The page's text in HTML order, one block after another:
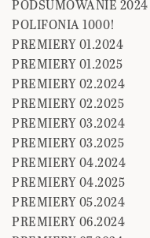
PODSUMOWANIE 2024
POLIFONIA 1000!
PREMIERY 01.2024
PREMIERY 01.2025
PREMIERY 02.2024
PREMIERY 02.2025
PREMIERY 03.2024
PREMIERY 03.2025
PREMIERY 04.2024
PREMIERY 04.2025
PREMIERY 05.2024
PREMIERY 06.2024